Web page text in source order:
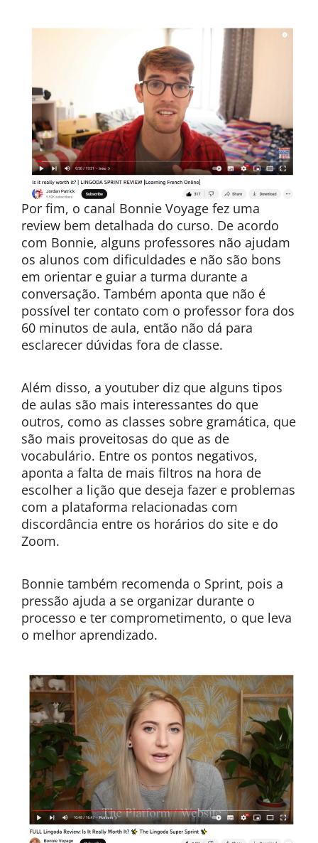
Por fim, o canal Bonnie Voyage fez uma
review bem detalhada do curso. De acordo
com Bonnie, alguns professores não ajudam
os alunos com dificuldades e não são bons
em orientar e guiar a turma durante a
conversação. Também aponta que não é
possível ter contato com o professor fora dos
60 minutos de aula, então não dá para
esclarecer dúvidas fora de classe.
Além disso, a youtuber diz que alguns tipos
de aulas são mais interessantes do que
outros, como as classes sobre gramática, que
são mais proveitosas do que as de
vocabulário. Entre os pontos negativos,
aponta a falta de mais filtros na hora de
escolher a lição que deseja fazer e problemas
com a plataforma relacionadas com
discordância entre os horários do site e do
Zoom.
Bonnie também recomenda o Sprint, pois a
pressão ajuda a se organizar durante o
processo e ter comprometimento, o que leva
o melhor aprendizado.